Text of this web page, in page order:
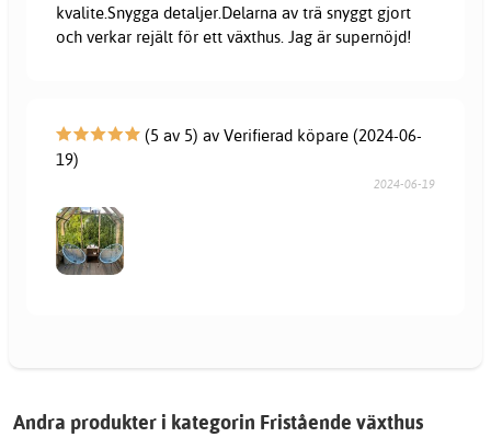
kvalite.Snygga detaljer.Delarna av trä snyggt gjort
och verkar rejält för ett växthus. Jag är supernöjd!
(5 av 5) av Verifierad köpare (2024-06-
19)
2024-06-19
Andra produkter i kategorin Fristående växthus